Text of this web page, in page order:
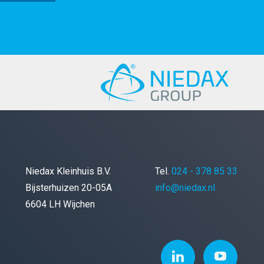
Niedax Kleinhuis B.V.
Bijsterhuizen 20-05A
6604 LH Wijchen
Tel. 024 - 378 85 33
info@niedax.nl